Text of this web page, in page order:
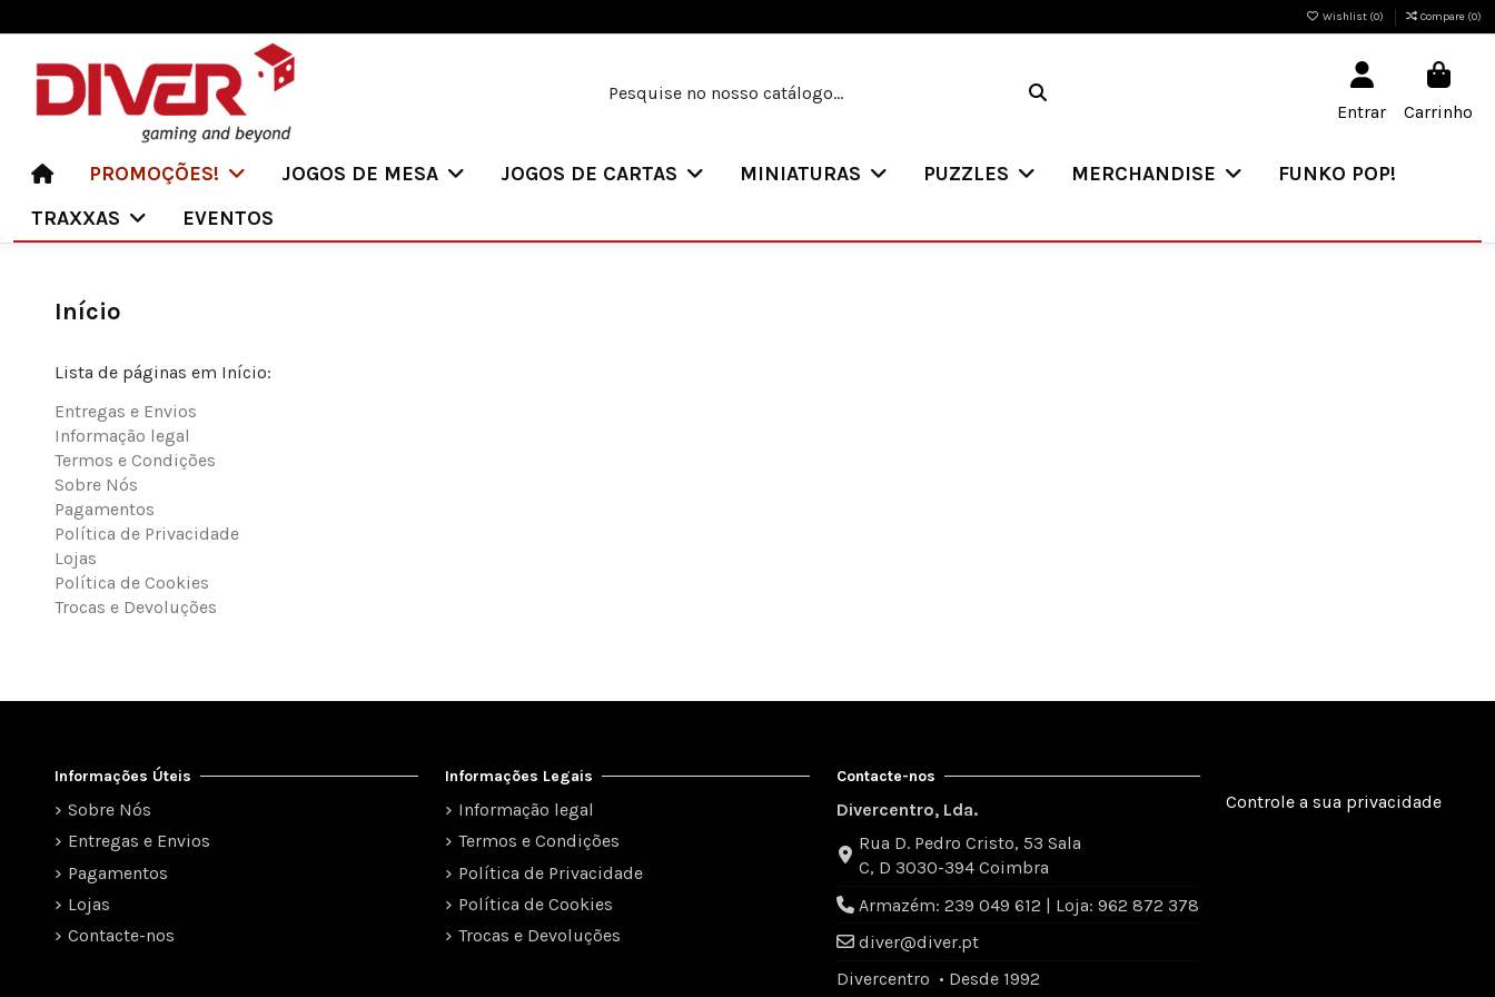
Wishlist (0) Compare (0)
Entrar Carrinho
PROMOÇÕES! JOGOS DE MESA JOGOS DE CARTAS MINIATURAS PUZZLES MERCHANDISE
FUNKO POP!
TRAXXAS
EVENTOS
Início
Lista de páginas em Início:
Entregas e Envios
Informação legal
Termos e Condições
Sobre Nós
Pagamentos
Política de Privacidade
Lojas
Política de Cookies
Trocas e Devoluções
Informações Úteis
Sobre Nós
Entregas e Envios
Pagamentos
Lojas
Contacte-nos
Informações Legais
Informação legal
Termos e Condições
Política de Privacidade
Política de Cookies
Trocas e Devoluções
Contacte-nos
Divercentro, Lda.
Rua D. Pedro Cristo, 53 Sala
C, D 3030-394 Coimbra
Armazém: 239 049 612 | Loja: 962 872 378
diver@diver.pt
Divercentro • Desde 1992
Controle a sua privacidade